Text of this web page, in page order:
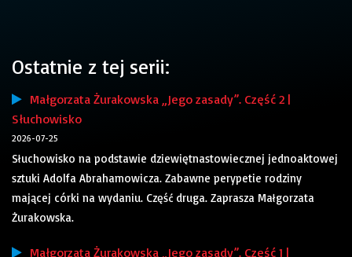
Ostatnie z tej serii:
Małgorzata Żurakowska „Jego zasady”. Część 2 |
Słuchowisko
2026-07-25
Słuchowisko na podstawie dziewiętnastowiecznej jednoaktowej
sztuki Adolfa Abrahamowicza. Zabawne perypetie rodziny
mającej córki na wydaniu. Część druga. Zaprasza Małgorzata
Żurakowska.
Małgorzata Żurakowska „Jego zasady”. Część 1 |